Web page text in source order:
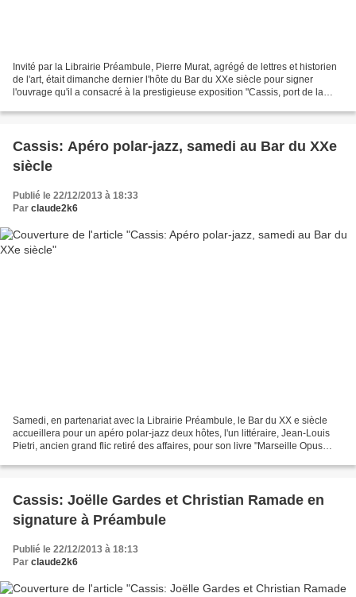
Invité par la Librairie Préambule, Pierre Murat, agrégé de lettres et historien
de l'art, était dimanche dernier l'hôte du Bar du XXe siècle pour signer
l'ouvrage qu'il a consacré à la prestigieuse exposition "Cassis, port de la
Cassis: Apéro polar-jazz, samedi au Bar du XXe
siècle
Publié le 22/12/2013 à 18:33
Par claude2k6
Samedi, en partenariat avec la Librairie Préambule, le Bar du XX e siècle
accueillera pour un apéro polar-jazz deux hôtes, l'un littéraire, Jean-Louis
Pietri, ancien grand flic retiré des affaires, pour son livre "Marseille Opus
Cassis: Joëlle Gardes et Christian Ramade en
signature à Préambule
Publié le 22/12/2013 à 18:13
Par claude2k6